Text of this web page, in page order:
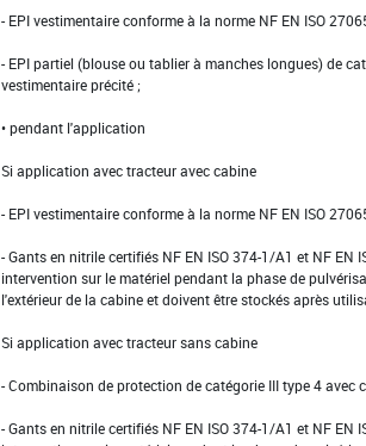
- EPI vestimentaire conforme à la norme NF EN ISO
- EPI partiel (blouse ou tablier à manches longues) de
vestimentaire précité ;
• pendant l'application
Si application avec tracteur avec cabine
- EPI vestimentaire conforme à la norme NF EN ISO
- Gants en nitrile certifiés NF EN ISO 374-1/A1 et NF EN
intervention sur le matériel pendant la phase de
l'extérieur de la cabine et doivent être stockés après
Si application avec tracteur sans cabine
- Combinaison de protection de catégorie III type 4 avec
- Gants en nitrile certifiés NF EN ISO 374-1/A1 et NF EN